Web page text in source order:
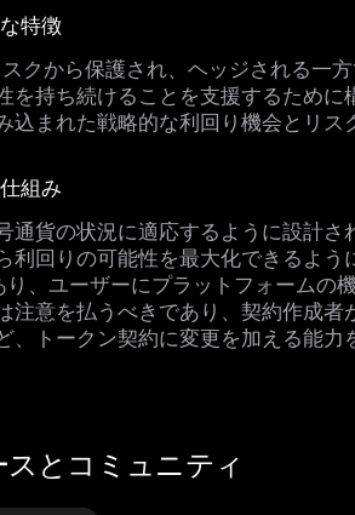
特徴
クから保護され、ヘッジされる一
持ち続けることを支援するために
込まれた戦略的な利回り機会とリス
組み
貨の状況に適応するように設計さ
回りの可能性を最大化できるよう
、ユーザーにプラットフォームの
意を払うべきであり、契約作成者
トークン契約に変更を加える能力
とコミュニティ